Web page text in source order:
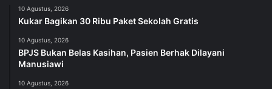
10 Agustus, 2026
Kukar Bagikan 30 Ribu Paket Sekolah Gratis
10 Agustus, 2026
BPJS Bukan Belas Kasihan, Pasien Berhak Dilayani
Manusiawi
10 Agustus, 2026